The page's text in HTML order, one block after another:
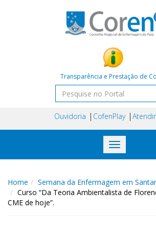
Transparência e Prestação de
Ouvidoria CofenPlay
Toggle
navigation
Home
Semana da Enfermagem em
Curso “Da Teoria Ambientalista de
CME de hoje”.